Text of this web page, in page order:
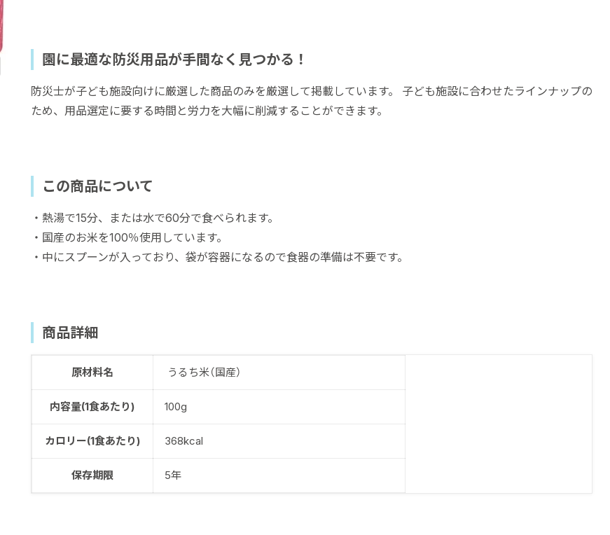
園に最適な防災用品が手間なく見つかる！
防災士が子ども施設向けに厳選した商品のみを厳選して掲載しています。 子ども施設に合わせたラインナップの
ため、用品選定に要する時間と労力を大幅に削減することができます。
この商品について
・熱湯で15分、または水で60分で食べられます。
・国産のお米を100％使用しています。
・中にスプーンが入っており、袋が容器になるので食器の準備は不要です。
商品詳細
原材料名 うるち米（国産）
内容量(1食あたり) 100g
カロリー(1食あたり) 368kcal
保存期限 5年